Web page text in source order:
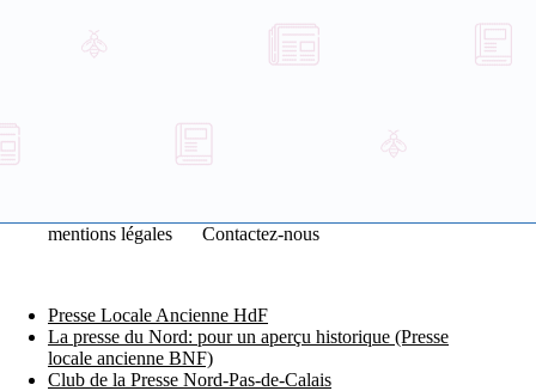
mentions légales Contactez-nous
Presse Locale Ancienne HdF
La presse du Nord: pour un aperçu historique (Presse
locale ancienne BNF)
Club de la Presse Nord-Pas-de-Calais